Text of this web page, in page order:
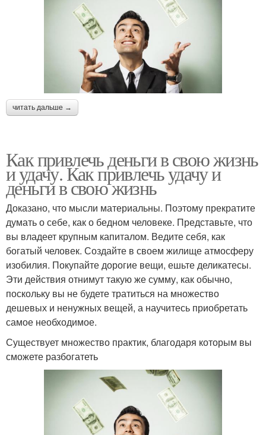
читать дальше →
Как привлечь деньги в свою жизнь
и удачу. Как привлечь удачу и
деньги в свою жизнь
Доказано, что мысли материальны. Поэтому прекратите
думать о себе, как о бедном человеке. Представьте, что
вы владеет крупным капиталом. Ведите себя, как
богатый человек. Создайте в своем жилище атмосферу
изобилия. Покупайте дорогие вещи, ешьте деликатесы.
Эти действия отнимут такую же сумму, как обычно,
поскольку вы не будете тратиться на множество
дешевых и ненужных вещей, а научитесь приобретать
самое необходимое.
Существует множество практик, благодаря которым вы
сможете разбогатеть